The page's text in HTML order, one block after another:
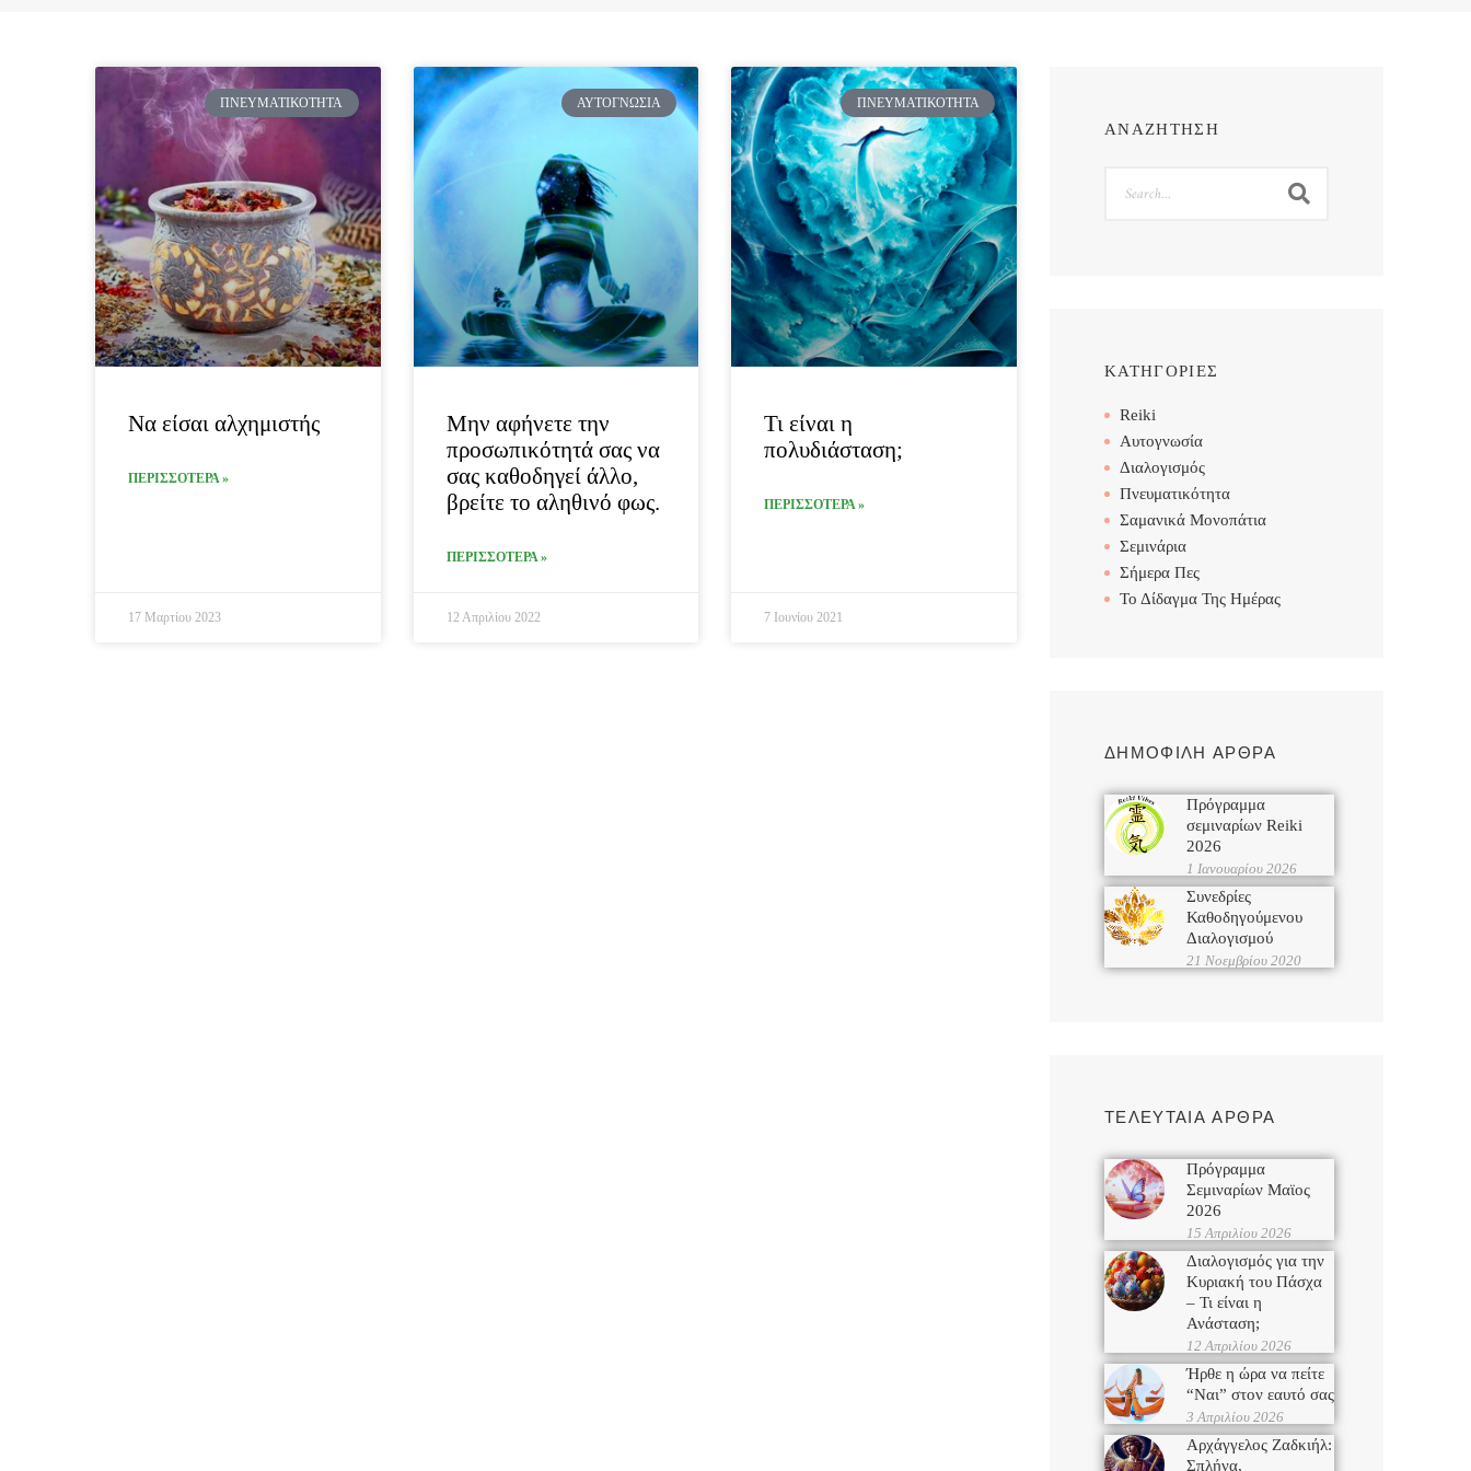
ΠΝΕΥΜΑΤΙΚΌΤΗΤΑ
Nα είσαι αλχημιστής
ΠΕΡΙΣΣΟΤΕΡΑ »
17 Μαρτίου 2023
ΑΥΤΟΓΝΩΣΊΑ
Μην αφήνετε την
προσωπικότητά σας να
σας καθοδηγεί άλλο,
βρείτε το αληθινό φως.
ΠΕΡΙΣΣΟΤΕΡΑ »
12 Απριλίου 2022
ΠΝΕΥΜΑΤΙΚΌΤΗΤΑ
Τι είναι η
πολυδιάσταση;
ΠΕΡΙΣΣΟΤΕΡΑ »
7 Ιουνίου 2021
ΑΝΑΖΗΤΗΣΗ
ΚΑΤΗΓΟΡΙΕΣ
Reiki
Αυτογνωσία
Διαλογισμός
Πνευματικότητα
Σαμανικά Μονοπάτια
Σεμινάρια
Σήμερα Πες
Το Δίδαγμα Της Ημέρας
ΔΗΜΟΦΙΛΗ ΑΡΘΡΑ
Πρόγραμμα
σεμιναρίων Reiki
2026
1 Ιανουαρίου 2026
Συνεδρίες
Καθοδηγούμενου
Διαλογισμού
21 Νοεμβρίου 2020
ΤΕΛΕΥΤΑΙΑ ΑΡΘΡΑ
Πρόγραμμα
Σεμιναρίων Μαϊος
2026
15 Απριλίου 2026
Διαλογισμός για την
Κυριακή του Πάσχα
– Τι είναι η
Ανάσταση;
12 Απριλίου 2026
Ήρθε η ώρα να πείτε
“Ναι” στον εαυτό σας
3 Απριλίου 2026
Αρχάγγελος Ζαδκιήλ:
Σπλήνα,